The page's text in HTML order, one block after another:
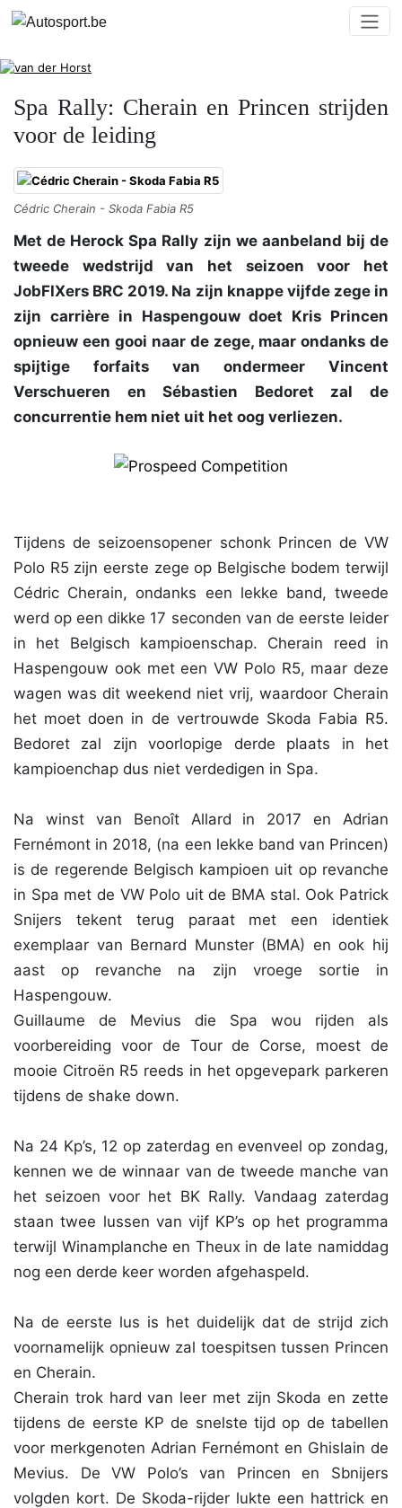
Spa Rally: Cherain en Princen strijden
voor de leiding
Cédric Cherain - Skoda Fabia R5
Met de Herock Spa Rally zijn we aanbeland bij de
tweede wedstrijd van het seizoen voor het
JobFIXers BRC 2019. Na zijn knappe vijfde zege in
zijn carrière in Haspengouw doet Kris Princen
opnieuw een gooi naar de zege, maar ondanks de
spijtige forfaits van ondermeer Vincent
Verschueren en Sébastien Bedoret zal de
concurrentie hem niet uit het oog verliezen.
Tijdens de seizoensopener schonk Princen de VW
Polo R5 zijn eerste zege op Belgische bodem terwijl
Cédric Cherain, ondanks een lekke band, tweede
werd op een dikke 17 seconden van de eerste leider
in het Belgisch kampioenschap. Cherain reed in
Haspengouw ook met een VW Polo R5, maar deze
wagen was dit weekend niet vrij, waardoor Cherain
het moet doen in de vertrouwde Skoda Fabia R5.
Bedoret zal zijn voorlopige derde plaats in het
kampioenchap dus niet verdedigen in Spa.
Na winst van Benoît Allard in 2017 en Adrian
Fernémont in 2018, (na een lekke band van Princen)
is de regerende Belgisch kampioen uit op revanche
in Spa met de VW Polo uit de BMA stal. Ook Patrick
Snijers tekent terug paraat met een identiek
exemplaar van Bernard Munster (BMA) en ook hij
aast op revanche na zijn vroege sortie in
Haspengouw.
Guillaume de Mevius die Spa wou rijden als
voorbereiding voor de Tour de Corse, moest de
mooie Citroën R5 reeds in het opgevepark parkeren
tijdens de shake down.
Na 24 Kp’s, 12 op zaterdag en evenveel op zondag,
kennen we de winnaar van de tweede manche van
het seizoen voor het BK Rally. Vandaag zaterdag
staan twee lussen van vijf KP’s op het programma
terwijl Winamplanche en Theux in de late namiddag
nog een derde keer worden afgehaspeld.
Na de eerste lus is het duidelijk dat de strijd zich
voornamelijk opnieuw zal toespitsen tussen Princen
en Cherain.
Cherain trok hard van leer met zijn Skoda en zette
tijdens de eerste KP de snelste tijd op de tabellen
voor merkgenoten Adrian Fernémont en Ghislain de
Mevius. De VW Polo’s van Princen en Sbnijers
volgden kort. De Skoda-rijder lukte een hattrick en